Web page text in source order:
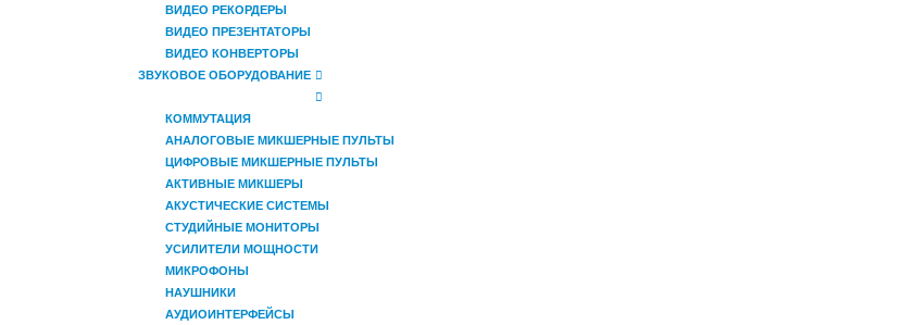
ВИДЕО РЕКОРДЕРЫ
ВИДЕО ПРЕЗЕНТАТОРЫ
ВИДЕО КОНВЕРТОРЫ
ЗВУКОВОЕ ОБОРУДОВАНИЕ
КОММУТАЦИЯ
АНАЛОГОВЫЕ МИКШЕРНЫЕ ПУЛЬТЫ
ЦИФРОВЫЕ МИКШЕРНЫЕ ПУЛЬТЫ
АКТИВНЫЕ МИКШЕРЫ
АКУСТИЧЕСКИЕ СИСТЕМЫ
СТУДИЙНЫЕ МОНИТОРЫ
УСИЛИТЕЛИ МОЩНОСТИ
МИКРОФОНЫ
НАУШНИКИ
АУДИОИНТЕРФЕЙСЫ